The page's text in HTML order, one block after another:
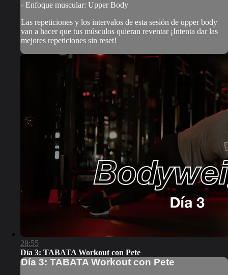
- Enfoque muscular: Upper Body
Las repeticiones y los intervalos de esta sesión de upper body
van a hacer que tus músculos quieran reventar ¡Intenta dar las
mejores repeticiones sin reset!
28:55
Día 3: TABATA Workout con Pete
Día 3: TABATA Workout con Pete